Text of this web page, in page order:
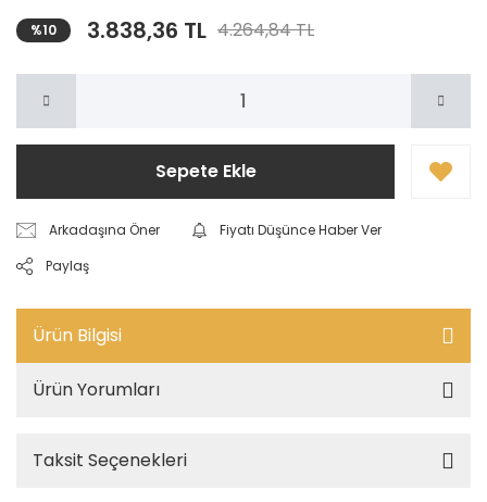
%10 3.838,36 TL 4.264,84 TL
Sepete Ekle
Arkadaşına Öner
Fiyatı Düşünce Haber Ver
Paylaş
Ürün Bilgisi
Ürün Yorumları
Taksit Seçenekleri